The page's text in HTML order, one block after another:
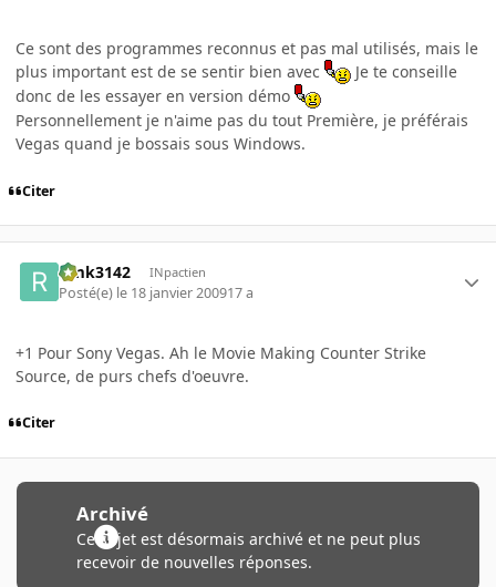
Ce sont des programmes reconnus et pas mal utilisés, mais le
plus important est de se sentir bien avec
Je te conseille
donc de les essayer en version démo
Personnellement je n'aime pas du tout Première, je préférais
Vegas quand je bossais sous Windows.
Citer
rimk3142 INpactien
Posté(e) le 18 janvier 200917 a
+1 Pour Sony Vegas. Ah le Movie Making Counter Strike
Source, de purs chefs d'oeuvre.
Citer
Archivé
Ce sujet est désormais archivé et ne peut plus
recevoir de nouvelles réponses.